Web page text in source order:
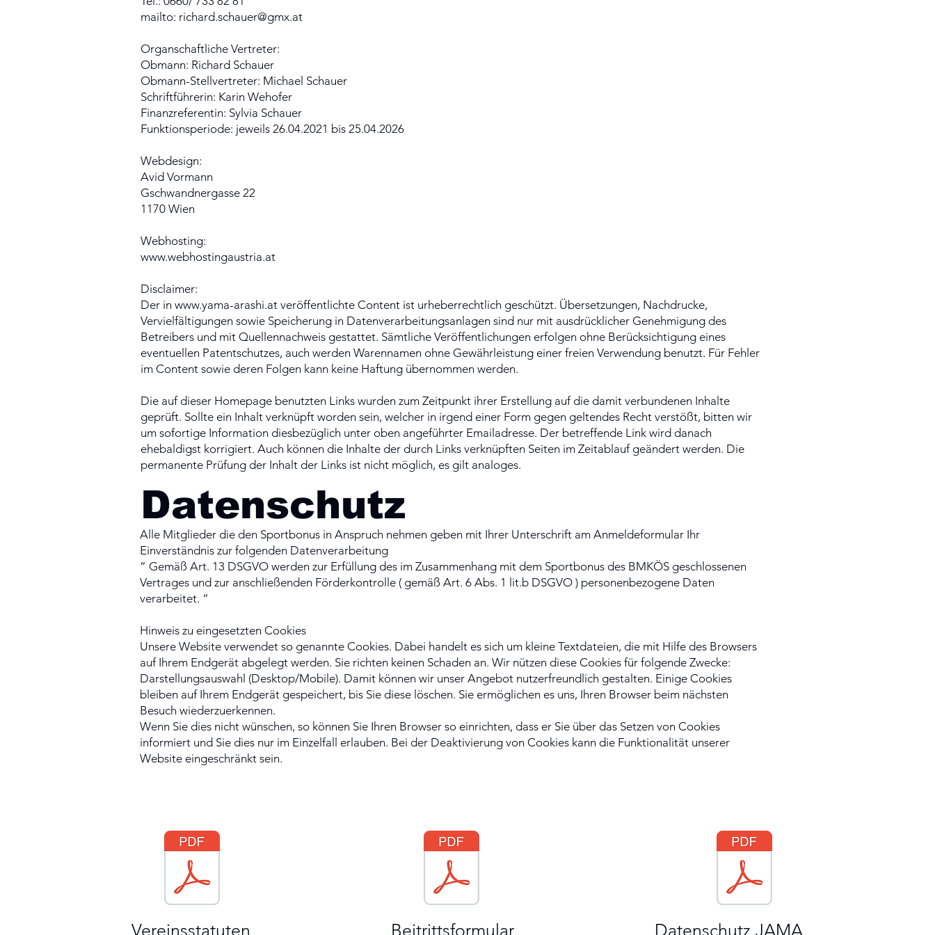
mailto: richard.schauer@gmx.at
Organschaftliche Vertreter:
Obmann: Richard Schauer
Obmann-Stellvertreter: Michael Schauer
Schriftführerin: Karin Wehofer
Finanzreferentin: Sylvia Schauer
Funktionsperiode: jeweils 26.04.2021 bis 25.04.2026
Webdesign:
Avid Vormann
Gschwandnergasse 22
1170 Wien
Webhosting:
www.webhostingaustria.at
Disclaimer:
Der in www.yama-arashi.at veröffentlichte Content ist urheberrechtlich geschützt. Übersetzungen, Nachdrucke,
Vervielfältigungen sowie Speicherung in Datenverarbeitungsanlagen sind nur mit ausdrücklicher Genehmigung des
Betreibers und mit Quellennachweis gestattet. Sämtliche Veröffentlichungen erfolgen ohne Berücksichtigung eines
eventuellen Patentschutzes, auch werden Warennamen ohne Gewährleistung einer freien Verwendung benutzt. Für Fehler
im Content sowie deren Folgen kann keine Haftung übernommen werden.
Die auf dieser Homepage benutzten Links wurden zum Zeitpunkt ihrer Erstellung auf die damit verbundenen Inhalte
geprüft. Sollte ein Inhalt verknüpft worden sein, welcher in irgend einer Form gegen geltendes Recht verstößt, bitten wir
um sofortige Information diesbezüglich unter oben angeführter Emailadresse. Der betreffende Link wird danach
ehebaldigst korrigiert. Auch können die Inhalte der durch Links verknüpften Seiten im Zeitablauf geändert werden. Die
permanente Prüfung der Inhalt der Links ist nicht möglich, es gilt analoges.
Datenschutz
Alle Mitglieder die den Sportbonus in Anspruch nehmen geben mit Ihrer Unterschrift am Anmeldeformular Ihr
Einverständnis zur folgenden Datenverarbeitung
” Gemäß Art. 13 DSGVO werden zur Erfüllung des im Zusammenhang mit dem Sportbonus des BMKÖS geschlossenen
Vertrages und zur anschließenden Förderkontrolle ( gemäß Art. 6 Abs. 1 lit.b DSGVO ) personenbezogene Daten
verarbeitet. “
Hinweis zu eingesetzten Cookies
Unsere Website verwendet so genannte Cookies. Dabei handelt es sich um kleine Textdateien, die mit Hilfe des Browsers
auf Ihrem Endgerät abgelegt werden. Sie richten keinen Schaden an. Wir nützen diese Cookies für folgende Zwecke:
Darstellungsauswahl (Desktop/Mobile). Damit können wir unser Angebot nutzerfreundlich gestalten. Einige Cookies
bleiben auf Ihrem Endgerät gespeichert, bis Sie diese löschen. Sie ermöglichen es uns, Ihren Browser beim nächsten
Besuch wiederzuerkennen.
Wenn Sie dies nicht wünschen, so können Sie Ihren Browser so einrichten, dass er Sie über das Setzen von Cookies
informiert und Sie dies nur im Einzelfall erlauben. Bei der Deaktivierung von Cookies kann die Funktionalität unserer
Website eingeschränkt sein.
Vereinsstatuten Beitrittsformular Datenschutz JAMA